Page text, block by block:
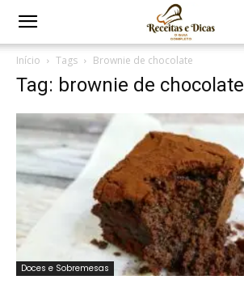
Início Tags Brownie de chocolate
Tag: brownie de chocolate
Doces e Sobremesas